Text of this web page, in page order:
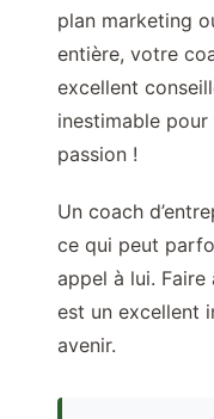
plan marketing
entière, votre
excellent
inestimable
passion !
Un coach
ce qui peut
appel à lui. Faire
est un excellent
avenir.